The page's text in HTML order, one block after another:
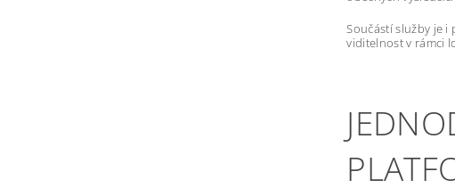
Součástí služby je
viditelnost v rámci